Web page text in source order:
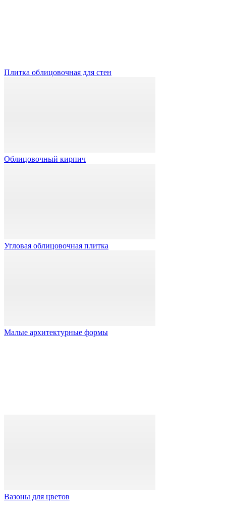
Плитка облицовочная для стен
Облицовочный кирпич
Угловая облицовочная плитка
Малые архитектурные формы
Вазоны для цветов